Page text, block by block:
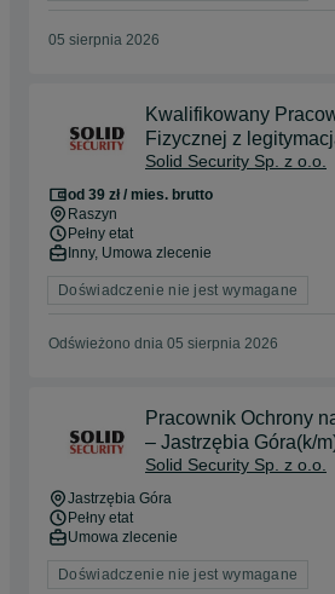
05 sierpnia 2026
Kwalifikowany
Fizycznej z
do broni Raszyn k/m -
praca od zaraz
Solid Security Sp. z o.o.
od 39 zł / mies. brutto
Raszyn
Pełny etat
Inny, Umowa zlecenie
Doświadczenie nie jest wymagane
Odświeżono dnia 05 sierpnia 2026
Pracownik Ochrony
– Jastrzębia Góra(k/
Solid Security Sp. z o.o.
Jastrzębia Góra
Pełny etat
Umowa zlecenie
Doświadczenie nie jest wymagane